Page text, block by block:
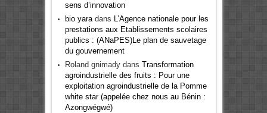
sens d’innovation
bio yaradans L’Agence nationale pour les
prestations aux Etablissements scolaires
publics : (ANaPES)Le plan de sauvetage
du gouvernement
Roland gnimadydans Transformation
agroindustrielle des fruits : Pour une
exploitation agroindustrielle de la Pomme
white star (appelée chez nous au Bénin :
Azongwégwé)